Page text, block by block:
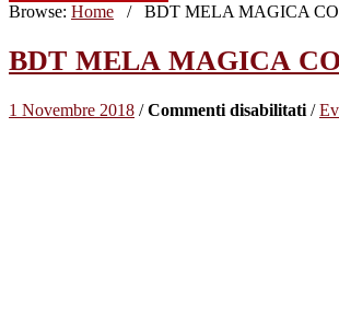
Browse: Home / BDT MELA MAGICA
BDT MELA MAGICA
1 Novembre 2018 /Commenti disabilitatisu
/